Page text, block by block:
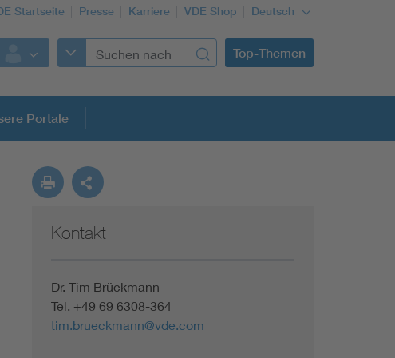
Startseite Presse Karriere VDE Shop Deutsch
Top-Themen
Funktionale Sicherheit schützt den Menschen
Gleichstromanwendungen im Wachstum
Installation und Betrieb von Mini-PV-Anlagen
Portale
Kontakt
Dr. Tim Brückmann
Tel. +49 69 6308-364
tim.brueckmann@vde.com